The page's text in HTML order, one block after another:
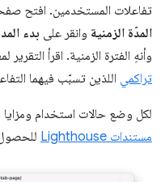
تفاعلات المستخدمين. افتح
المدّة الزمنية وانقر على بدء
وأنهِ الفترة الزمنية. اقرأ التقرير
تراكمي اللذين تسبّب فيهما
لكل وضع حالات استخدام
مستندات Lighthouse